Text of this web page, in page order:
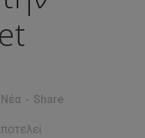
Νέα Share